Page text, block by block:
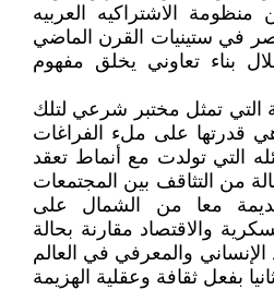
الاشتراكيه العربيه
في ستينيات القرن الماضي
بناء تعاوني يخلق مفهوم
التي تمثل مختبر شرعي لتلك
هي قدرتها على ملء الفراغات
التي تولدت مع أنماط تعقد
من التثاقف بين المجتمعات
معا من الشمال على
والاقتصاد مقارنة بحالة
الإنساني والمعرفي في العالم
بفعل ثقافة وعقلية الهزيمة